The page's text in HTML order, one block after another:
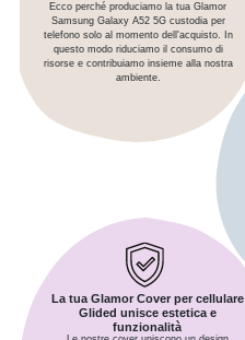
Ecco perché produciamo la tua Glamor
Samsung Galaxy A52 5G custodia per
telefono solo al momento dell'acquisto. In
questo modo riduciamo il consumo di
risorse e contribuiamo insieme alla nostra
ambiente.
La tua Glamor Cover per cellulare
Glided unisce estetica e
funzionalità